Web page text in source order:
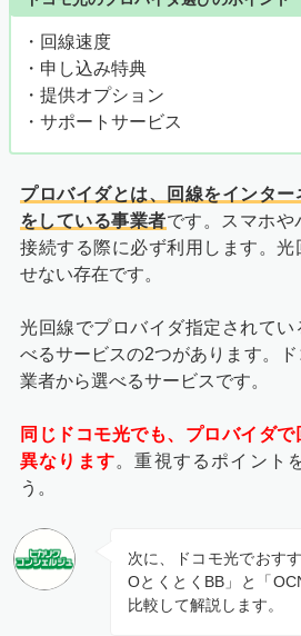
・回線速度
・申し込み特典
・提供オプション
・サポートサービス
プロバイダとは、回線をインター
をしている事業者です。スマホや
接続する際に必ず利用します。
せない存在です。
光回線でプロバイダ指定されて
べるサービスの2つがあります。
業者から選べるサービスです。
同じドコモ光でも、プロバイダ
異なります。重視するポイント
う。
次に、ドコモ光でおす
OとくとくBB」と「
比較して解説します。